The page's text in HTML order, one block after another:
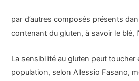
par d’autres composés présents
contenant du gluten, à savoir le blé,
La sensibilité au gluten peut toucher
population, selon Allessio Fasano,